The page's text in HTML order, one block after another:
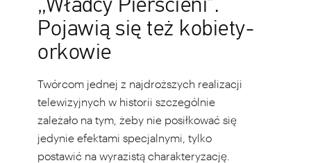
„Władcy Pierścieni”.
Pojawią się też kobiety-
orkowie
Twórcom jednej z najdroższych realizacji
telewizyjnych w historii szczególnie
zależało na tym, żeby nie posiłkować się
jedynie efektami specjalnymi, tylko
postawić na wyrazistą charakteryzację.